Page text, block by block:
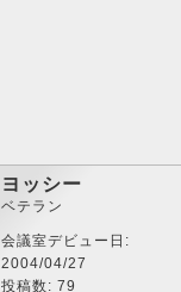
ヨッシー
ベテラン
会議室デビュー日:
2004/04/27
投稿数: 79